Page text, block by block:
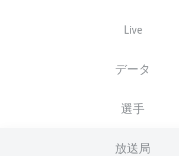
Live
データ
選手
放送局
19.07.2003